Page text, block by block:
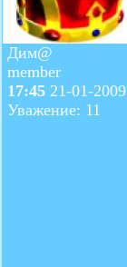
Дим@
member
17:45 21-01-2009
Уважение: 11